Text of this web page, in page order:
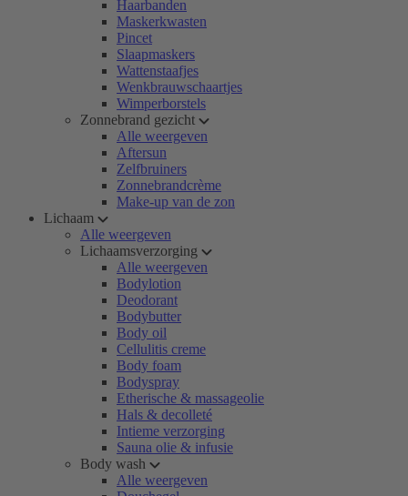
Haarbanden
Maskerkwasten
Pincet
Slaapmaskers
Wattenstaafjes
Wenkbrauwschaartjes
Wimperborstels
Zonnebrand gezicht
Alle weergeven
Aftersun
Zelfbruiners
Zonnebrandcrème
Make-up van de zon
Lichaam
Alle weergeven
Lichaamsverzorging
Alle weergeven
Bodylotion
Deodorant
Bodybutter
Body oil
Cellulitis creme
Body foam
Bodyspray
Etherische & massageolie
Hals & decolleté
Intieme verzorging
Sauna olie & infusie
Body wash
Alle weergeven